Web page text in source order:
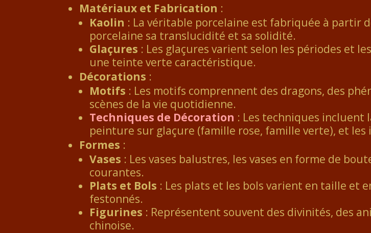
Matériaux et Fabrication :
Kaolin : La véritable porcelaine est fabriquée à partir
porcelaine sa translucidité et sa solidité.
Glaçures : Les glaçures varient selon les périodes et
une teinte verte caractéristique.
Décorations :
Motifs : Les motifs comprennent des dragons, des
scènes de la vie quotidienne.
Techniques de Décoration : Les techniques incluent
peinture sur glaçure (famille rose, famille verte), et les
Formes :
Vases : Les vases balustres, les vases en forme de
courantes.
Plats et Bols : Les plats et les bols varient en taille et
festonnés.
Figurines : Représentent souvent des divinités, des
chinoise.